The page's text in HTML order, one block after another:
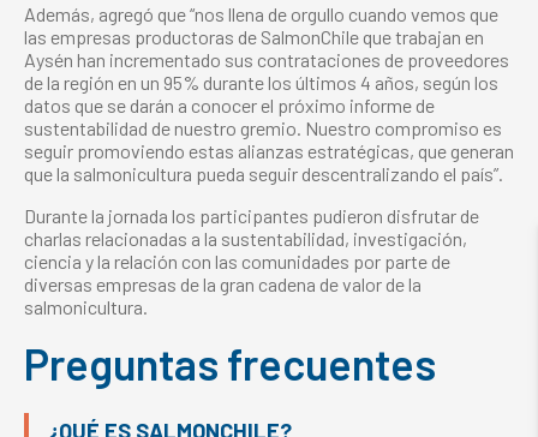
Además, agregó que “nos llena de orgullo cuando vemos que
las empresas productoras de SalmonChile que trabajan en
Aysén han incrementado sus contrataciones de proveedores
de la región en un 95% durante los últimos 4 años, según los
datos que se darán a conocer el próximo informe de
sustentabilidad de nuestro gremio. Nuestro compromiso es
seguir promoviendo estas alianzas estratégicas, que generan
que la salmonicultura pueda seguir descentralizando el país”.
Durante la jornada los participantes pudieron disfrutar de
charlas relacionadas a la sustentabilidad, investigación,
ciencia y la relación con las comunidades por parte de
diversas empresas de la gran cadena de valor de la
salmonicultura.
Preguntas frecuentes
¿QUÉ ES SALMONCHILE?